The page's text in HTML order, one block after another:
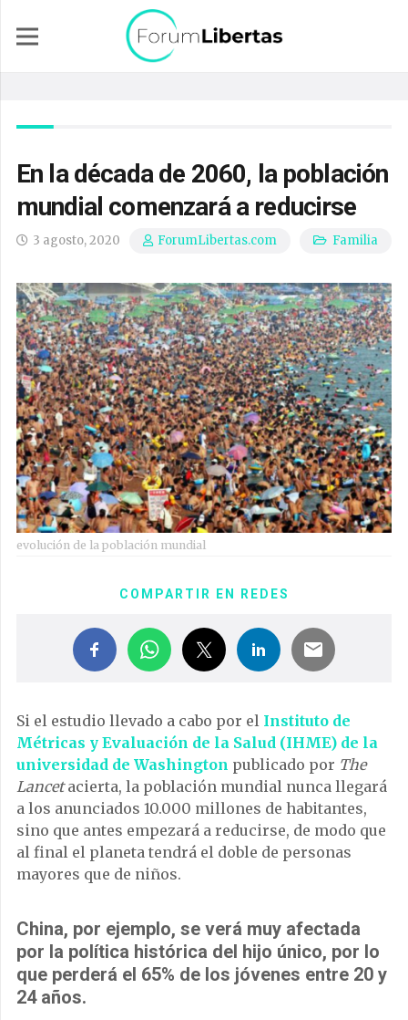
En la década de 2060, la población
mundial comenzará a reducirse
3 agosto, 2020 ForumLibertas.com Familia
evolución de la población mundial
COMPARTIR EN REDES
Si el estudio llevado a cabo por el Instituto de
Métricas y Evaluación de la Salud (IHME) de la
universidad de Washington publicado por The
Lancetacierta, la población mundial nunca llegará
a los anunciados 10.000 millones de habitantes,
sino que antes empezará a reducirse, de modo que
al final el planeta tendrá el doble de personas
mayores que de niños.
China, por ejemplo, se verá muy afectada
por la política histórica del hijo único, por lo
que perderá el 65% de los jóvenes entre 20 y
24 años.